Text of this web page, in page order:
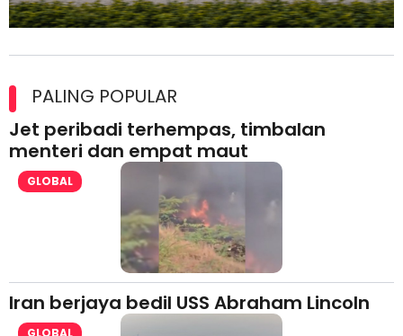
lesen separuh pertama 2026
PALING POPULAR
Jet peribadi terhempas, timbalan
menteri dan empat maut
GLOBAL
Iran berjaya bedil USS Abraham Lincoln
GLOBAL